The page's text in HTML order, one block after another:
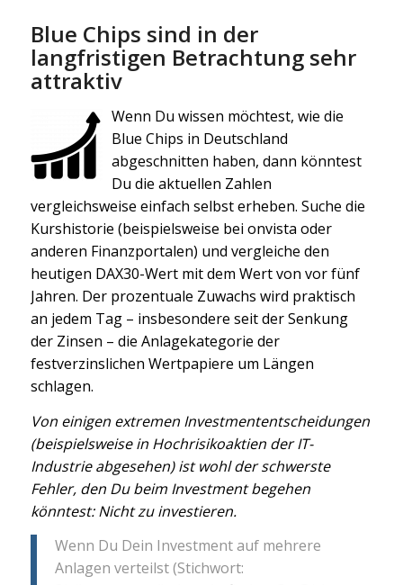
Blue Chips sind in der
langfristigen Betrachtung sehr
attraktiv
Wenn Du wissen möchtest, wie die
Blue Chips in Deutschland
abgeschnitten haben, dann könntest
Du die aktuellen Zahlen
vergleichsweise einfach selbst erheben. Suche die
Kurshistorie (beispielsweise bei onvista oder
anderen Finanzportalen) und vergleiche den
heutigen DAX30-Wert mit dem Wert von vor fünf
Jahren. Der prozentuale Zuwachs wird praktisch
an jedem Tag – insbesondere seit der Senkung
der Zinsen – die Anlagekategorie der
festverzinslichen Wertpapiere um Längen
schlagen.
Von einigen extremen Investmententscheidungen
(beispielsweise in Hochrisikoaktien der IT-
Industrie abgesehen) ist wohl der schwerste
Fehler, den Du beim Investment begehen
könntest: Nicht zu investieren.
Wenn Du Dein Investment auf mehrere
Anlagen verteilst (Stichwort: